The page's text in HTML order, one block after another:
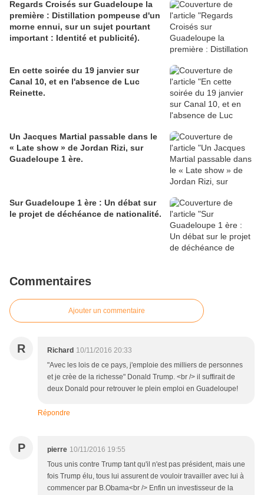
Regards Croisés sur Guadeloupe la
première : Distillation pompeuse d'un
morne ennui, sur un sujet pourtant
important : Identité et publicité).
En cette soirée du 19 janvier sur
Canal 10, et en l'absence de Luc
Reinette.
Un Jacques Martial passable dans le
« Late show » de Jordan Rizi, sur
Guadeloupe 1 ère.
Sur Guadeloupe 1 ère : Un débat sur
le projet de déchéance de nationalité.
Commentaires
Ajouter un commentaire
R Richard 10/11/2016 20:33
"Avec les lois de ce pays, j'emploie des milliers de personnes
et je crèe de la richesse" Donald Trump. <br /> il suffirait de
deux Donald pour retrouver le plein emploi en Guadeloupe!
Répondre
P pierre 10/11/2016 19:55
Tous unis contre Trump tant qu'il n'est pas président, mais une
fois Trump élu, tous lui assurent de vouloir travailler avec lui à
commencer par B.Obama<br /> Enfin un investisseur de la